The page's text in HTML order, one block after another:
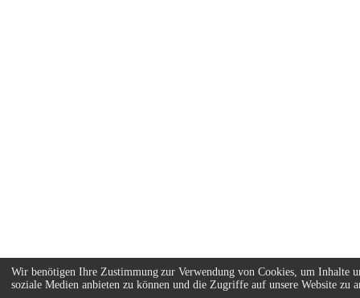
Wir benötigen Ihre Zustimmung zur Verwendung von Cookies, um Inhalte
soziale Medien anbieten zu können und die Zugriffe auf unsere Website zu